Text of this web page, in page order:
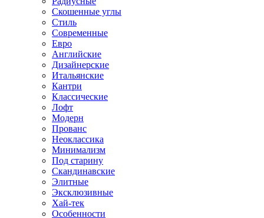
Скошенные углы
Стиль
Современные
Евро
Английские
Дизайнерские
Итальянские
Кантри
Классические
Лофт
Модерн
Прованс
Неоклассика
Минимализм
Под старину
Скандинавские
Элитные
Эксклюзивные
Хай-тек
Особенности